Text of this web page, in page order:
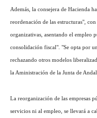
Además, la consejera de Hacienda
reordenación de las estructuras",
organizativas, asentando el empleo
consolidación fiscal". "Se opta por
rechazando otros modelos
la Aministración de la Junta de
La reorganización de las empresas
servicios ni al empleo, se llevará a